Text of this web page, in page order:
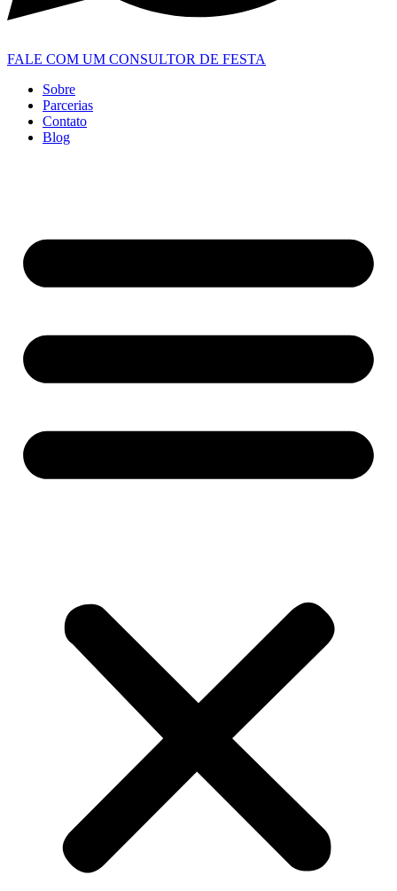
FALE COM UM CONSULTOR DE FESTA
Sobre
Parcerias
Contato
Blog